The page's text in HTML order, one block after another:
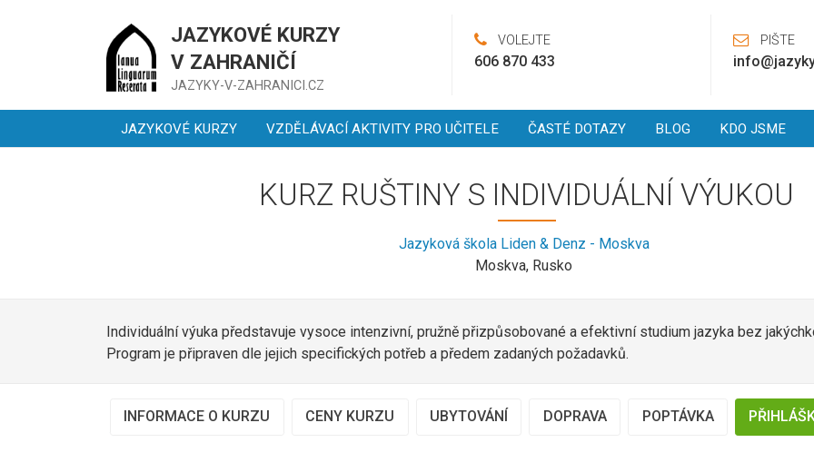
JAZYKOVÉ KURZY
V ZAHRANIČÍ
JAZYKY-V-ZAHRANICI.CZ
VOLEJTE
606 870 433
PIŠTE
JAZYKOVÉ KURZY VZDĚLÁVACÍ AKTIVITY PRO UČITELE ČASTÉ DOTAZY BLOG KDO JSME
KURZ RUŠTINY S INDIVIDUÁLNÍ VÝUKOU
Jazyková škola Liden & Denz - Moskva
Moskva, Rusko
Individuální výuka představuje vysoce intenzivní, pružně přizpůsobované a efektivní studium jazyka bez
Program je připraven dle jejich specifických potřeb a předem zadaných požadavků.
INFORMACE O KURZU CENY KURZU UBYTOVÁNÍ DOPRAVA POPTÁVKA